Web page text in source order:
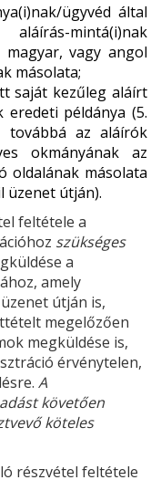
ügyvéd által
mintá(i)nak
magyar, vagy angol
másolata;
saját kezűleg aláírt
eredeti példánya (5.
továbbá az aláírók
okmányának az
oldalának másolata
üzenet útján).
feltétele a
szükséges
a
amely
útján is,
megelőzően
megküldése is,
érvénytelen,
A
követően
köteles
részvétel feltétele